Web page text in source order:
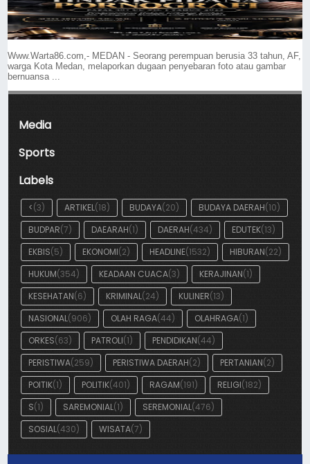
Www.Warta86.com,- MEDAN - Seorang perempuan berusia 33 tahun, AF,
warga Kota Medan, melaporkan dugaan penyebaran foto atau gambar
bernuansa ...
Media
Sports
Labels
<(3) ARTIKEL(18) BUDAYA(20) BUDAYA DAERAH(10)
BUDPAR(7) DAEARAH(1) DAERAH(434) EDUTEK(13)
EKBIS(5) EKONOMI(2) HEADLINE(1532) HIBURAN(22)
HUKUM(354) KEADAAN CUACA(3) KERAJINAN(1)
KESEHATAN(6) KRIMINAL(24) KULINER(13)
NASIONAL(906) OLAH RAGA(44) OLAHRAGA(1)
ORKES(63) PATROLI(1) PENDIDIKAN(44)
PERISTIWA(259) PERISTIWA DAERAH(2) PERTANIAN(2)
POITIK(1) POLITIK(401) RAGAM(191) RELIGI(182)
S(1) SAREMONIAL(1) SEREMONIAL(476)
SOSIAL(430) WISATA(7)